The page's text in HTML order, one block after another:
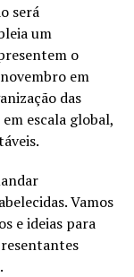
será
um
o
em
das
escala global,
Vamos
e ideias para